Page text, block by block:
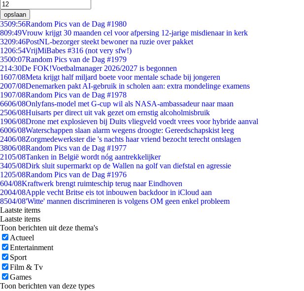
opslaan
3509:56Random Pics van de Dag #1980
809:49Vrouw krijgt 30 maanden cel voor afpersing 12-jarige misdienaar in kerk
3209:46PostNL-bezorger steekt bewoner na ruzie over pakket
1206:54VrijMiBabes #316 (not very sfw!)
3500:07Random Pics van de Dag #1979
214:30De FOK!Voetbalmanager 2026/2027 is begonnen
1607/08Meta krijgt half miljard boete voor mentale schade bij jongeren
2007/08Denemarken pakt AI-gebruik in scholen aan: extra mondelinge examens
1907/08Random Pics van de Dag #1978
6606/08Onlyfans-model met G-cup wil als NASA-ambassadeur naar maan
2506/08Huisarts per direct uit vak gezet om ernstig alcoholmisbruik
1906/08Drone met explosieven bij Duits vliegveld voedt vrees voor hybride aanval
6006/08Waterschappen slaan alarm wegens droogte: Gereedschapskist leeg
2406/08Zorgmedewerkster die 's nachts haar vriend bezocht terecht ontslagen
3806/08Random Pics van de Dag #1977
2105/08Tanken in België wordt nóg aantrekkelijker
3405/08Dirk sluit supermarkt op de Wallen na golf van diefstal en agressie
1205/08Random Pics van de Dag #1976
604/08Kraftwerk brengt ruimteschip terug naar Eindhoven
2004/08Apple vecht Britse eis tot inbouwen backdoor in iCloud aan
8504/08'Witte' mannen discrimineren is volgens OM geen enkel probleem
Laatste items
Laatste items
Toon berichten uit deze thema's
Actueel
Entertainment
Sport
Film & Tv
Games
Toon berichten van deze types